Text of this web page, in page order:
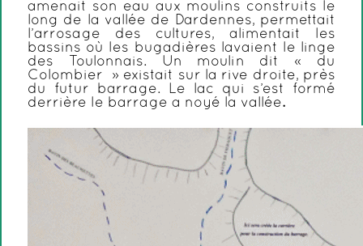
amenait son eau aux moulins construits le
long de la vallée de Dardennes, permettait
l’arrosage des cultures, alimentait les
bassins où les bugadières lavaient le linge
des Toulonnais. Un moulin dit « du
Colombier » existait sur la rive droite, près
du futur barrage. Le lac qui s’est formé
derrière le barrage a noyé la vallée.